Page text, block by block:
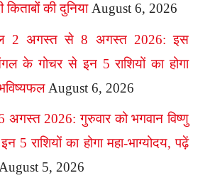
की दुनिया August 6, 2026
2 अगस्त से 8 अगस्त 2026: इस
के गोचर से इन 5 राशियों का होगा
August 6, 2026
2026: गुरुवार को भगवान विष्णु
5 राशियों का होगा महा-भाग्योदय, पढ़ें
5, 2026